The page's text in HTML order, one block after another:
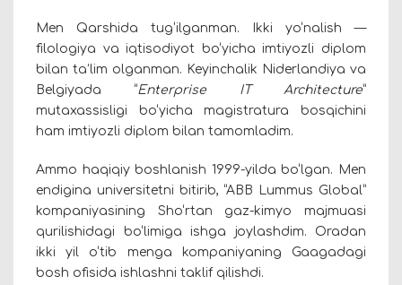
Men Qarshida tug‘ilganman. Ikki yo‘nalish —
filologiya va iqtisodiyot bo‘yicha imtiyozli diplom
bilan ta’lim olganman. Keyinchalik Niderlandiya va
Belgiyada “Enterprise IT Architecture”
mutaxassisligi bo‘yicha magistratura bosqichini
ham imtiyozli diplom bilan tamomladim.
Ammo haqiqiy boshlanish 1999-yilda bo‘lgan. Men
endigina universitetni bitirib, “ABB Lummus Global”
kompaniyasining Sho‘rtan gaz-kimyo majmuasi
qurilishidagi bo‘limiga ishga joylashdim. Oradan
ikki yil o‘tib menga kompaniyaning Gaagadagi
bosh ofisida ishlashni taklif qilishdi.